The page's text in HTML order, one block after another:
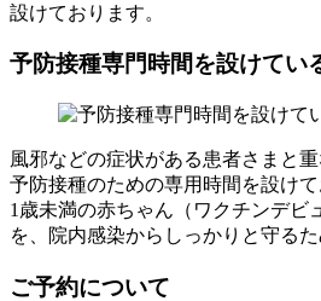
設けております。
予防接種専門時間を設けてい
風邪などの症状がある患者さまと
予防接種のための専用時間を設け
1歳未満の赤ちゃん（ワクチンデビ
を、院内感染からしっかりと守るた
ご予約について